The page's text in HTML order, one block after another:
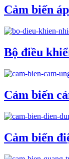
Cảm biến
Bộ điều
Cảm biến
Cảm biến